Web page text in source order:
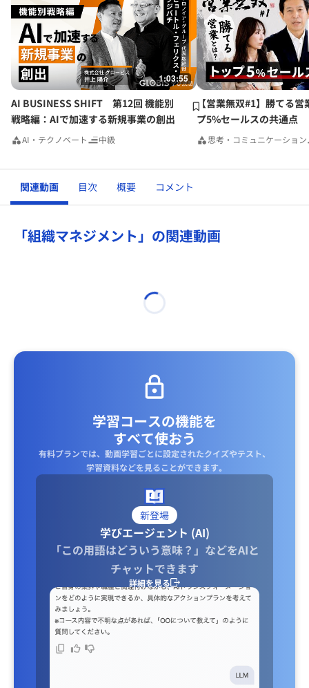
いることを危惧しております。
移民政策は「どのような外国人をその程度を入れるか」とい
う「出入国管理施策」と「いったん受け入れた外国人をどの
ように日本社会に受け入れていくか」という「社会統合施
策」の２種類からなるものだと思っていますが、日本の対応
は終始一貫して前者だけを強化し、後者は自治体、企業等に
丸投げしている状況が続いているように感じます。まして
や、「移民政策はとらない」というどこかのお偉いさんの主
多くの企業は自らのビジネスの成長のため尽力されていると
思いますが、これからは、外国人労働者をいかに上手く取り
成り立たない時代に入ってくるでしょう。そんな中、技能実
習生等への長時間労働、賃金未払いなどの労働法規違反が平
いと、働く場所として日本が選ばれなくなる時がくると思い
いますが、特に土日祝日の公共交通機関が不便なために、日
本語を勉強したくてもできない環境にある技能実習生が少な
くありません。その意味では、eラーニングで手軽に日本語
業の投資コストの低減にもつながると思料します。
個人的な見解で失礼しました。
1:03:55
AI BUSINESS SHIFT 第12回 機能別
戦略編：AIで加速する新規事業の創出
AI・テクノベート 中級
【営業無双#1】勝てる営
プ5%セールスの共通点
思考・コミュニケーション
関連動画 目次 概要 コメント
「組織マネジメント」の関連動画
学習コースの機能を
すべて使おう
有料プランでは、動画学習ごとに設定されたクイズやテスト、
学習資料などを見ることができます｡
新登場
学びエージェント (AI)
「この用語はどういう意味？」などをAIと
チャットできます
詳細を見る